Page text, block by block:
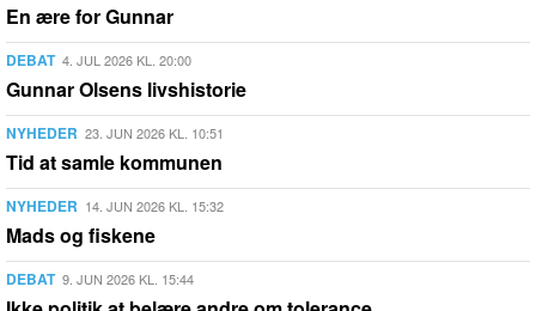
En ære for Gunnar
DEBAT 4. JUL 2026 KL. 20:00
Gunnar Olsens livshistorie
NYHEDER 23. JUN 2026 KL. 10:51
Tid at samle kommunen
NYHEDER 14. JUN 2026 KL. 15:32
Mads og fiskene
DEBAT 9. JUN 2026 KL. 15:44